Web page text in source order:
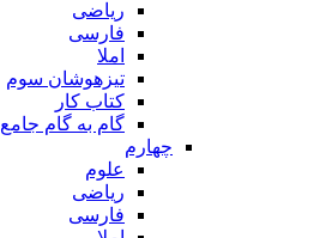
ریاضی
فارسی
املا
تیزهوشان سوم
کتاب کار
گام به گام جامع
چهارم
علوم
ریاضی
فارسی